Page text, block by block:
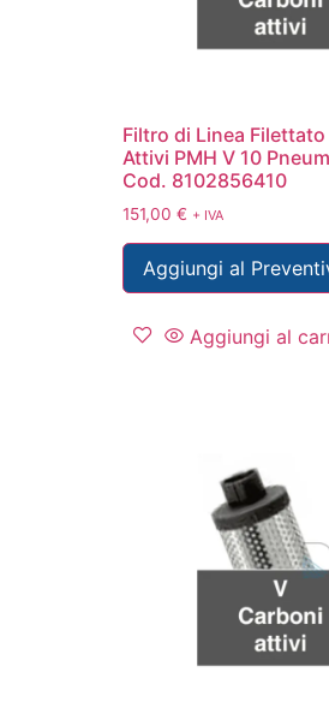
Filtro di Linea
Attivi PMH V 10
Cod. 8102856410
151,00 € + IVA
Aggiungi al
Aggiungi al